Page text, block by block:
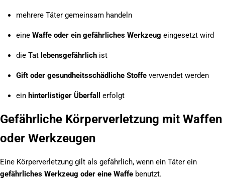
mehrere Täter gemeinsam handeln
eine Waffe oder ein gefährliches Werkzeug eingesetzt wird
die Tat lebensgefährlich ist
Gift oder gesundheitsschädliche Stoffe verwendet werden
ein hinterlistiger Überfall erfolgt
Gefährliche Körperverletzung mit Waffen
oder Werkzeugen
Eine Körperverletzung gilt als gefährlich, wenn ein Täter ein
gefährliches Werkzeug oder eine Waffe benutzt.